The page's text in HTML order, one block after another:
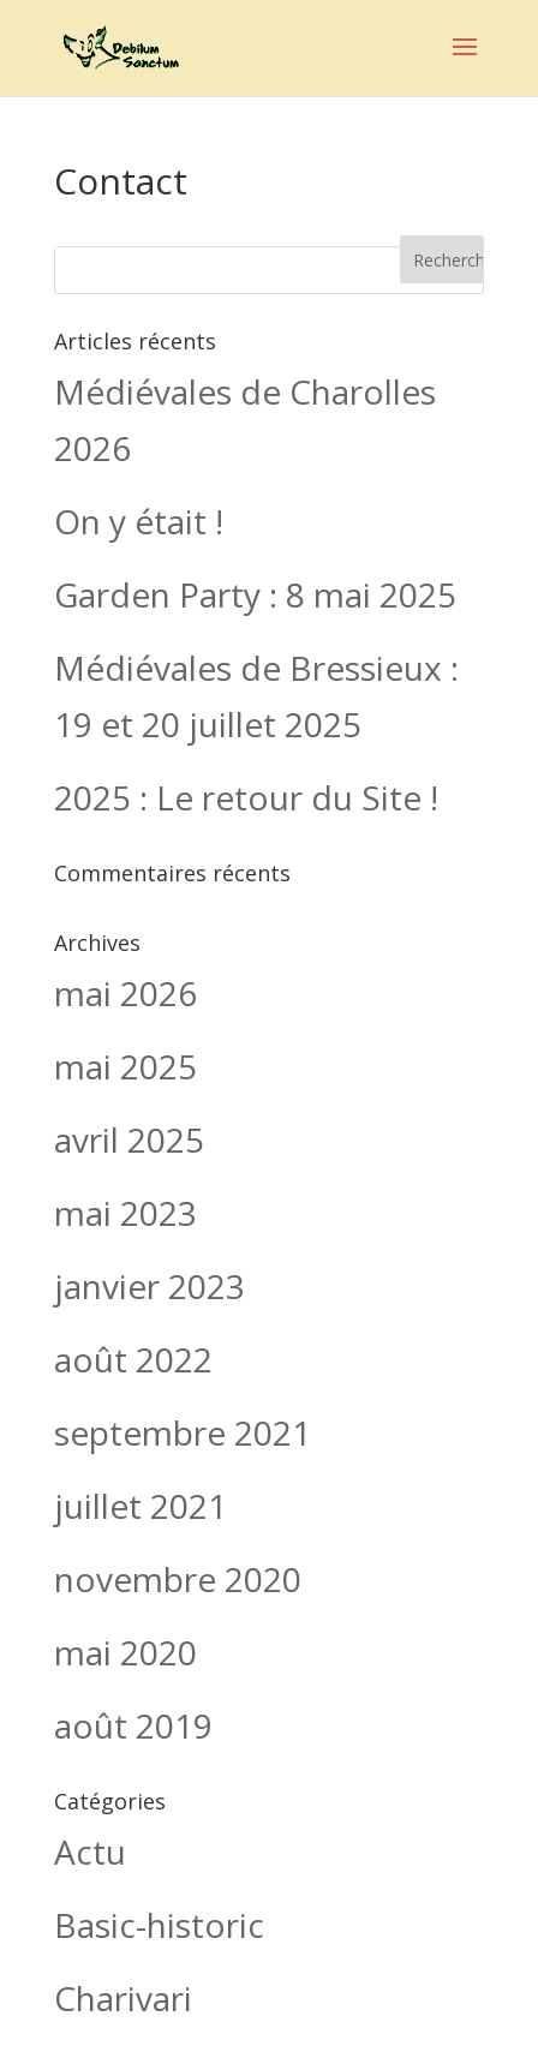
Contact
Articles récents
Médiévales de Charolles
2026
On y était !
Garden Party : 8 mai 2025
Médiévales de Bressieux :
19 et 20 juillet 2025
2025 : Le retour du Site !
Commentaires récents
Archives
mai 2026
mai 2025
avril 2025
mai 2023
janvier 2023
août 2022
septembre 2021
juillet 2021
novembre 2020
mai 2020
août 2019
Catégories
Actu
Basic-historic
Charivari